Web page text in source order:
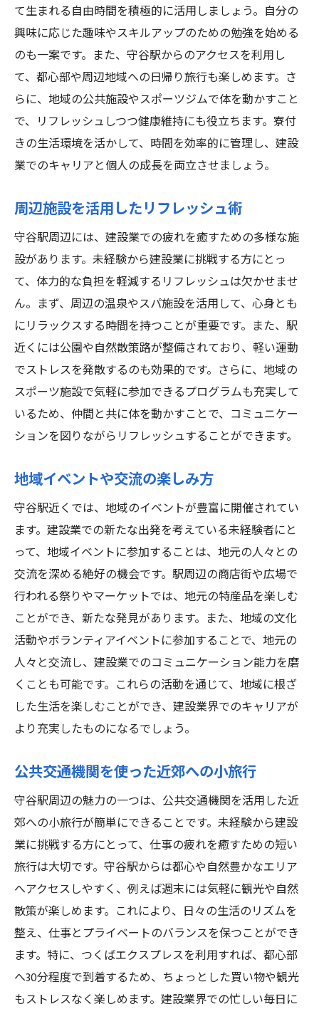
て生まれる自由時間を積極的に活用しましょう。自分の
興味に応じた趣味やスキルアップのための勉強を始める
のも一案です。また、守谷駅からのアクセスを利用し
て、都心部や周辺地域への日帰り旅行も楽しめます。さ
らに、地域の公共施設やスポーツジムで体を動かすこと
で、リフレッシュしつつ健康維持にも役立ちます。寮付
きの生活環境を活かして、時間を効率的に管理し、建設
業でのキャリアと個人の成長を両立させましょう。
周辺施設を活用したリフレッシュ術
守谷駅周辺には、建設業での疲れを癒すための多様な施
設があります。未経験から建設業に挑戦する方にとっ
て、体力的な負担を軽減するリフレッシュは欠かせませ
ん。まず、周辺の温泉やスパ施設を活用して、心身とも
にリラックスする時間を持つことが重要です。また、駅
近くには公園や自然散策路が整備されており、軽い運動
でストレスを発散するのも効果的です。さらに、地域の
スポーツ施設で気軽に参加できるプログラムも充実して
いるため、仲間と共に体を動かすことで、コミュニケー
ションを図りながらリフレッシュすることができます。
地域イベントや交流の楽しみ方
守谷駅近くでは、地域のイベントが豊富に開催されてい
ます。建設業での新たな出発を考えている未経験者にと
って、地域イベントに参加することは、地元の人々との
交流を深める絶好の機会です。駅周辺の商店街や広場で
行われる祭りやマーケットでは、地元の特産品を楽しむ
ことができ、新たな発見があります。また、地域の文化
活動やボランティアイベントに参加することで、地元の
人々と交流し、建設業でのコミュニケーション能力を磨
くことも可能です。これらの活動を通じて、地域に根ざ
した生活を楽しむことができ、建設業界でのキャリアが
より充実したものになるでしょう。
公共交通機関を使った近郊への小旅行
守谷駅周辺の魅力の一つは、公共交通機関を活用した近
郊への小旅行が簡単にできることです。未経験から建設
業に挑戦する方にとって、仕事の疲れを癒すための短い
旅行は大切です。守谷駅からは都心や自然豊かなエリア
へアクセスしやすく、例えば週末には気軽に観光や自然
散策が楽しめます。これにより、日々の生活のリズムを
整え、仕事とプライベートのバランスを保つことができ
ます。特に、つくばエクスプレスを利用すれば、都心部
へ30分程度で到着するため、ちょっとした買い物や観光
もストレスなく楽しめます。建設業界での忙しい毎日に